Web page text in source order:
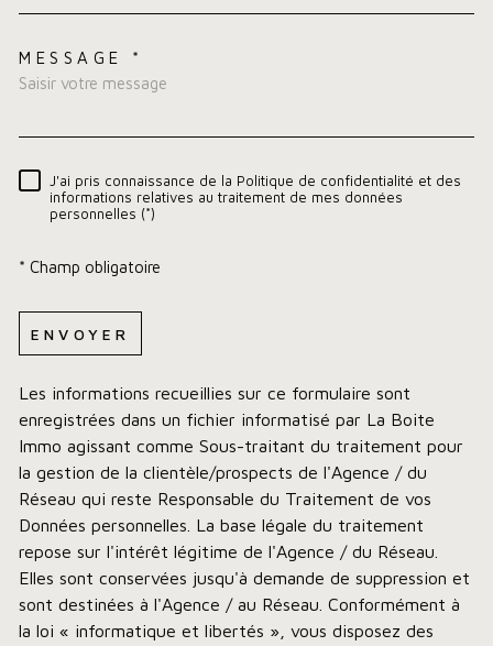
MESSAGE *
RÈGLEMENTATION
J'ai pris connaissance de la Politique de confidentialité et des
informations relatives au traitement de mes données
personnelles (*)
* Champ obligatoire
ENVOYER
Les informations recueillies sur ce formulaire sont
enregistrées dans un fichier informatisé par La Boite
Immo agissant comme Sous-traitant du traitement pour
la gestion de la clientèle/prospects de l'Agence / du
Réseau qui reste Responsable du Traitement de vos
Données personnelles. La base légale du traitement
repose sur l'intérêt légitime de l'Agence / du Réseau.
Elles sont conservées jusqu'à demande de suppression et
sont destinées à l'Agence / au Réseau. Conformément à
la loi « informatique et libertés », vous disposez des